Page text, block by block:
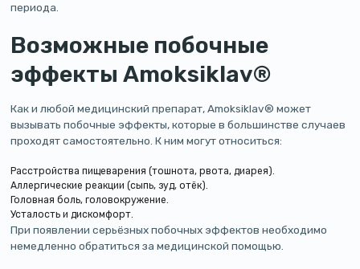
периода.
Возможные побочные
эффекты Amoksiklav®
Как и любой медицинский препарат, Amoksiklav® может
вызывать побочные эффекты, которые в большинстве случаев
проходят самостоятельно. К ним могут относиться:
Расстройства пищеварения (тошнота, рвота, диарея).
Аллергические реакции (сыпь, зуд, отёк).
Головная боль, головокружение.
Усталость и дискомфорт.
При появлении серьёзных побочных эффектов необходимо
немедленно обратиться за медицинской помощью.